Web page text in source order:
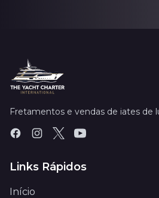
Fretamentos e vendas de iates de
Links Rápidos
Início